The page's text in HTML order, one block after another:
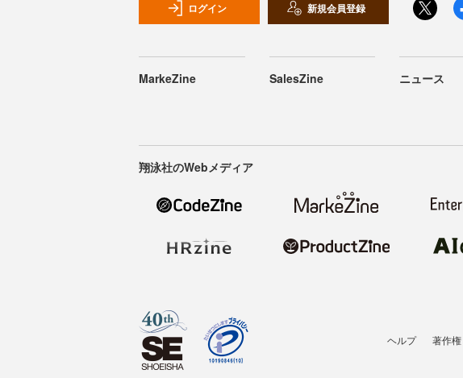
ログイン 新規会員登録
MarkeZine SalesZine ニュース
翔泳社のWebメディア
ヘルプ 著作